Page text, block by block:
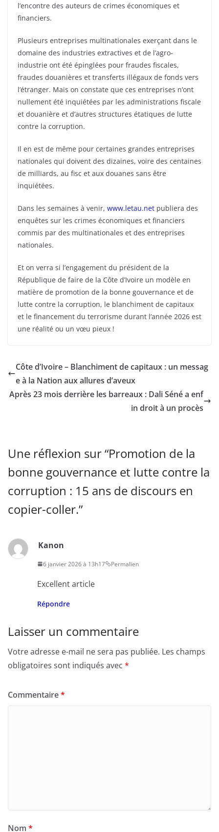
l’encontre des auteurs de crimes économiques et
financiers.
Plusieurs entreprises multinationales exerçant dans le
domaine des industries extractives et de l’agro-
industrie ont été épinglées pour fraudes fiscales,
fraudes douanières et transferts illégaux de fonds vers
l’étranger. Mais on constate que ces entreprises n’ont
nullement été inquiétées par les administrations fiscale
et douanière et d’autres structures étatiques de lutte
contre la corruption.
Il en est de même pour certaines grandes entreprises
nationales qui doivent des dizaines, voire des centaines
de milliards, au fisc et aux douanes sans être
inquiétées.
Dans les semaines à venir, www.letau.net publiera des
enquêtes sur les crimes économiques et financiers
commis par des multinationales et des entreprises
nationales.
Et on verra si l’engagement du président de la
République de faire de la Côte d’Ivoire un modèle en
matière de promotion de la bonne gouvernance et de
lutte contre la corruption, le blanchiment de capitaux
et le financement du terrorisme durant l’année 2026 est
une réalité ou un vœu pieux !
Côte d’Ivoire – Blanchiment de capitaux : un messag
e à la Nation aux allures d’aveux
Après 23 mois derrière les barreaux : Dali Séné a enf
in droit à un procès
Une réflexion sur “Promotion de la
bonne gouvernance et lutte contre la
corruption : 15 ans de discours en
copier-coller.”
Kanon
6 janvier 2026 à 13h17 Permalien
Excellent article
Répondre
Laisser un commentaire
Votre adresse e-mail ne sera pas publiée. Les champs
obligatoires sont indiqués avec *
Commentaire*
Nom *